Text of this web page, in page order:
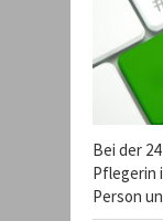
Bei der
Pflegerin
Person